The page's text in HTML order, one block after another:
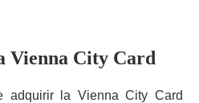
Vienna City Card
adquirir la Vienna City Card